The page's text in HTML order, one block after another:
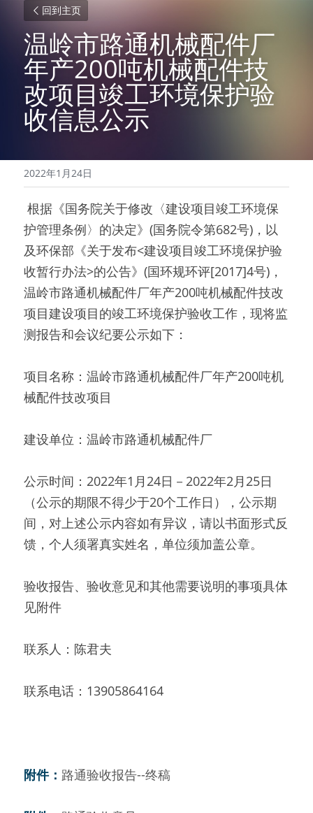
回到主页
温岭市路通机械配件厂
年产200吨机械配件技
改项目竣工环境保护验
收信息公示
2022年1月24日
护管理条例〉的决定》(国务院令第682号)，以
及环保部《关于发布<建设项目竣工环境保护验
收暂行办法>的公告》(国环规环评[2017]4号)，
温岭市路通机械配件厂年产200吨机械配件技改
项目建设项目的竣工环境保护验收工作，现将监
测报告和会议纪要公示如下：
项目名称：温岭市路通机械配件厂年产200吨机
械配件技改项目
建设单位：温岭市路通机械配件厂
公示时间：2022年1月24日－2022年2月25日
（公示的期限不得少于20个工作日），公示期
间，对上述公示内容如有异议，请以书面形式反
馈，个人须署真实姓名，单位须加盖公章。
验收报告、验收意见和其他需要说明的事项具体
见附件
联系人：陈君夫
联系电话：13905864164
附件： 路通验收报告--终稿